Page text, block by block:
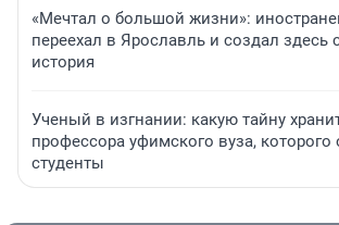
«Мечтал о большой жизни»:
переехал в Ярославль и создал
история
Ученый в изгнании: какую тайну
профессора уфимского вуза,
студенты